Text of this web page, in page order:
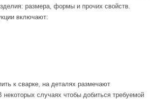
размера, формы и прочих свойств.
включают:
к сварке, на деталях размечают
случаях чтобы добиться требуемой